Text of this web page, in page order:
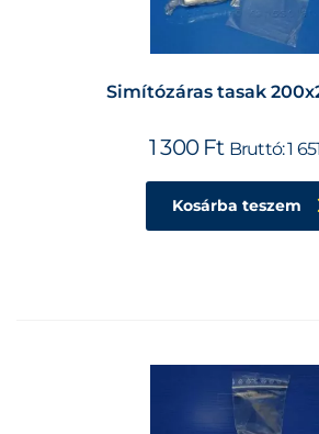
Simítózáras tasak
1 300 Ft Bruttó:1 651
Kosárba teszem